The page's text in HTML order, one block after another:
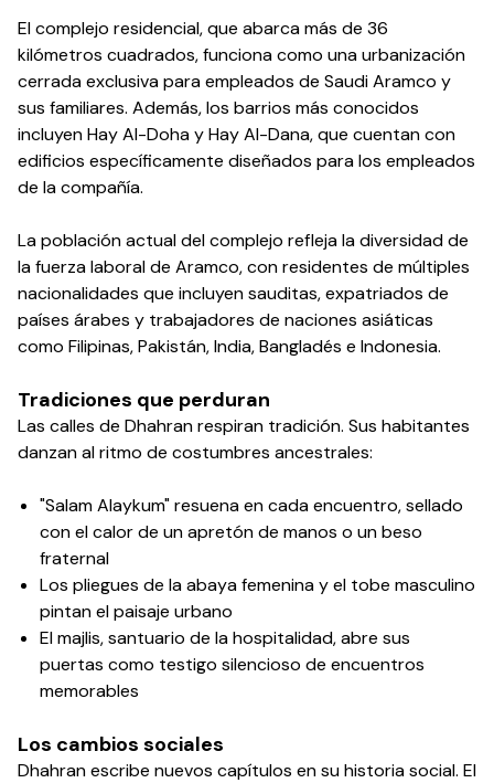
El complejo residencial, que abarca más de 36
kilómetros cuadrados, funciona como una urbanización
cerrada exclusiva para empleados de Saudi Aramco y
sus familiares. Además, los barrios más conocidos
incluyen Hay Al-Doha y Hay Al-Dana, que cuentan con
edificios específicamente diseñados para los empleados
de la compañía.
La población actual del complejo refleja la diversidad de
la fuerza laboral de Aramco, con residentes de múltiples
nacionalidades que incluyen sauditas, expatriados de
países árabes y trabajadores de naciones asiáticas
como Filipinas, Pakistán, India, Bangladés e Indonesia.
Tradiciones que perduran
Las calles de Dhahran respiran tradición. Sus habitantes
danzan al ritmo de costumbres ancestrales:
"Salam Alaykum" resuena en cada encuentro, sellado
con el calor de un apretón de manos o un beso
fraternal
Los pliegues de la abaya femenina y el tobe masculino
pintan el paisaje urbano
El majlis, santuario de la hospitalidad, abre sus
puertas como testigo silencioso de encuentros
memorables
Los cambios sociales
Dhahran escribe nuevos capítulos en su historia social. El